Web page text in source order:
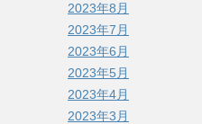
2023年8月
2023年7月
2023年6月
2023年5月
2023年4月
2023年3月